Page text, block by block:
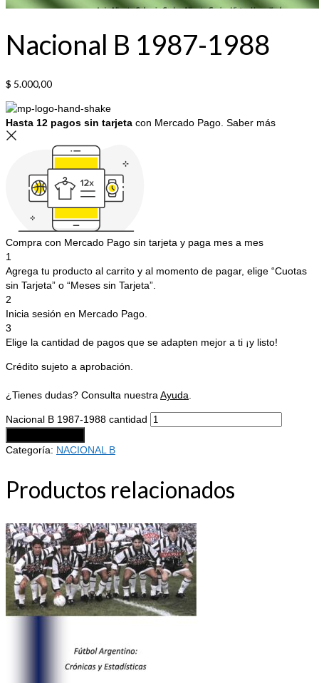
Nacional B 1987-1988
$ 5.000,00
Hasta 12 pagos sin tarjeta con Mercado Pago. Saber más
Compra con Mercado Pago sin tarjeta y paga mes a mes
1
Agrega tu producto al carrito y al momento de pagar, elige “Cuotas
sin Tarjeta” o “Meses sin Tarjeta”.
2
Inicia sesión en Mercado Pago.
3
Elige la cantidad de pagos que se adapten mejor a ti ¡y listo!
Crédito sujeto a aprobación.
¿Tienes dudas? Consulta nuestra Ayuda
Nacional B 1987-1988 cantidad
Categoría: NACIONAL B
Productos relacionados